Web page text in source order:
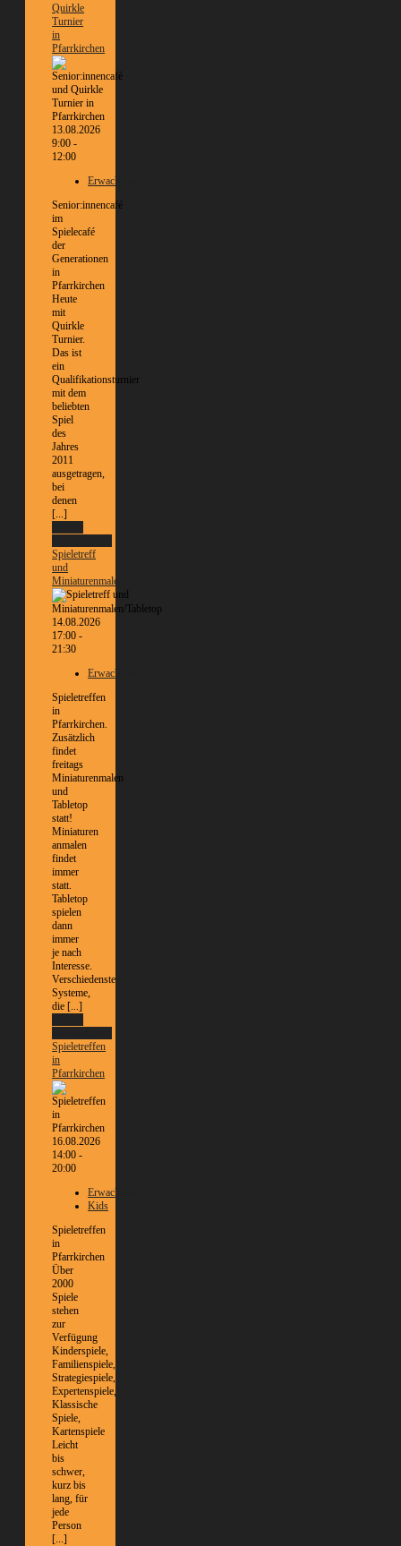
Quirkle
Turnier
in
Pfarrkirchen
13.08.2026
9:00 -
12:00
Erwachsene
Senior:innencafé
im
Spielecafé
der
Generationen
in
Pfarrkirchen
Heute
mit
Quirkle
Turnier.
Das ist
ein
Qualifikationsturnier
mit dem
beliebten
Spiel
des
Jahres
2011
ausgetragen,
bei
denen
[...]
Spieletreff
und
Miniaturenmalen/Tabletop
14.08.2026
17:00 -
21:30
Erwachsene
Spieletreffen
in
Pfarrkirchen.
Zusätzlich
findet
freitags
Miniaturenmalen
und
Tabletop
statt!
Miniaturen
anmalen
findet
immer
statt.
Tabletop
spielen
dann
immer
je nach
Interesse.
Verschiedenste
Systeme,
die [...]
Spieletreffen
in
Pfarrkirchen
16.08.2026
14:00 -
20:00
Erwachsene
Kids
Spieletreffen
in
Pfarrkirchen
Über
2000
Spiele
stehen
zur
Verfügung
Kinderspiele,
Familienspiele,
Strategiespiele,
Expertenspiele,
Klassische
Spiele,
Kartenspiele
Leicht
bis
schwer,
kurz bis
lang, für
jede
Person
[...]